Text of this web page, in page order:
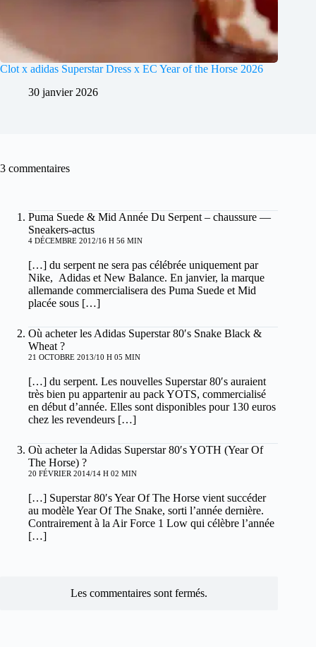
Clot x adidas Superstar Dress x EC Year of the Horse 2026
30 janvier 2026
3 commentaires
Puma Suede & Mid Année Du Serpent – chaussure —
Sneakers-actus
4 DÉCEMBRE 2012/16 H 56 MIN
[…] du serpent ne sera pas célébrée uniquement par
Nike, Adidas et New Balance. En janvier, la marque
allemande commercialisera des Puma Suede et Mid
placée sous […]
Où acheter les Adidas Superstar 80′s Snake Black &
Wheat ?
21 OCTOBRE 2013/10 H 05 MIN
[…] du serpent. Les nouvelles Superstar 80′s auraient
très bien pu appartenir au pack YOTS, commercialisé
en début d’année. Elles sont disponibles pour 130 euros
chez les revendeurs […]
Où acheter la Adidas Superstar 80′s YOTH (Year Of
The Horse) ?
20 FÉVRIER 2014/14 H 02 MIN
[…] Superstar 80′s Year Of The Horse vient succéder
au modèle Year Of The Snake, sorti l’année dernière.
Contrairement à la Air Force 1 Low qui célèbre l’année
[…]
Les commentaires sont fermés.